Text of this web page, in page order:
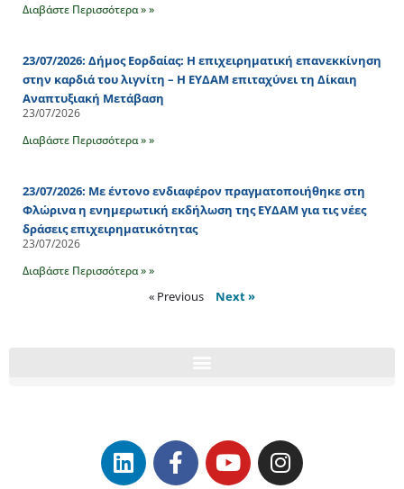
Διαβάστε Περισσότερα » »
23/07/2026: Δήμος Εορδαίας: Η επιχειρηματική επανεκκίνηση
στην καρδιά του λιγνίτη – Η ΕΥΔΑΜ επιταχύνει τη Δίκαιη
Αναπτυξιακή Μετάβαση
23/07/2026
Διαβάστε Περισσότερα » »
23/07/2026: Με έντονο ενδιαφέρον πραγματοποιήθηκε στη
Φλώρινα η ενημερωτική εκδήλωση της ΕΥΔΑΜ για τις νέες
δράσεις επιχειρηματικότητας
23/07/2026
Διαβάστε Περισσότερα » »
« Previous Next »